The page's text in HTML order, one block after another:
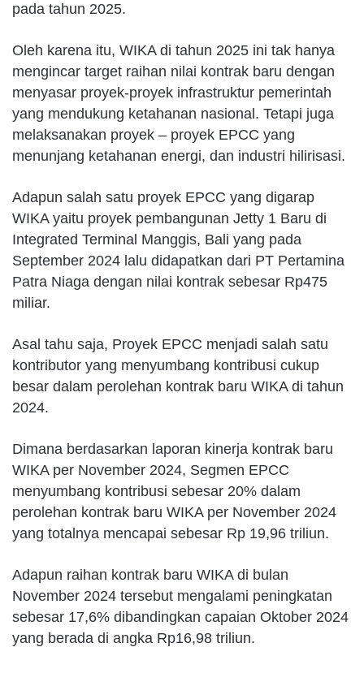
pada tahun 2025.
Oleh karena itu, WIKA di tahun 2025 ini tak hanya
mengincar target raihan nilai kontrak baru dengan
menyasar proyek-proyek infrastruktur pemerintah
yang mendukung ketahanan nasional. Tetapi juga
melaksanakan proyek – proyek EPCC yang
menunjang ketahanan energi, dan industri hilirisasi.
Adapun salah satu proyek EPCC yang digarap
WIKA yaitu proyek pembangunan Jetty 1 Baru di
Integrated Terminal Manggis, Bali yang pada
September 2024 lalu didapatkan dari PT Pertamina
Patra Niaga dengan nilai kontrak sebesar Rp475
miliar.
Asal tahu saja, Proyek EPCC menjadi salah satu
kontributor yang menyumbang kontribusi cukup
besar dalam perolehan kontrak baru WIKA di tahun
2024.
Dimana berdasarkan laporan kinerja kontrak baru
WIKA per November 2024, Segmen EPCC
menyumbang kontribusi sebesar 20% dalam
perolehan kontrak baru WIKA per November 2024
yang totalnya mencapai sebesar Rp 19,96 triliun.
Adapun raihan kontrak baru WIKA di bulan
November 2024 tersebut mengalami peningkatan
sebesar 17,6% dibandingkan capaian Oktober 2024
yang berada di angka Rp16,98 triliun.